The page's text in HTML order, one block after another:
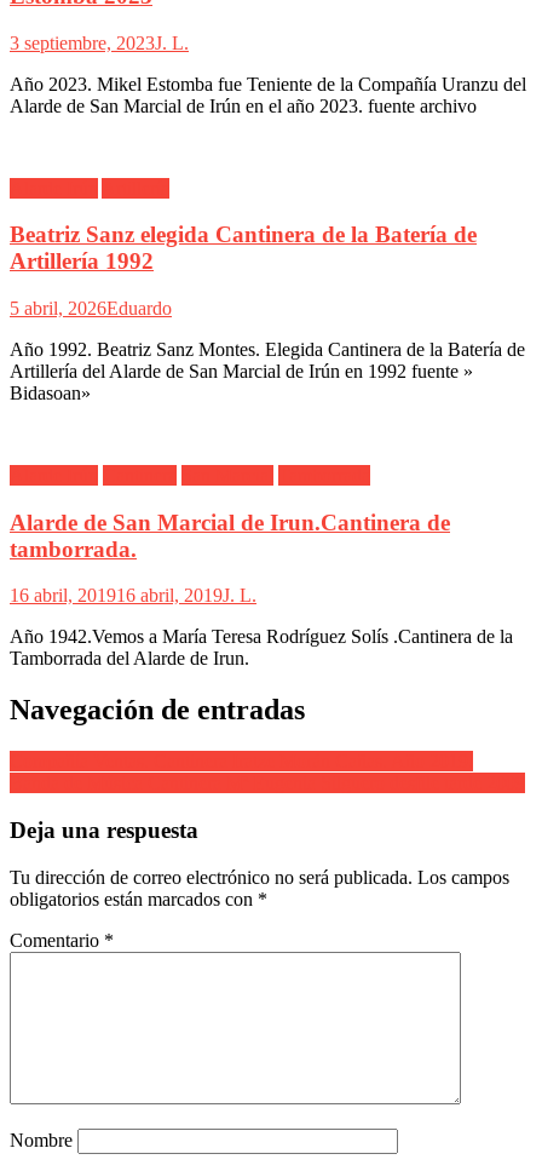
3 septiembre, 2023J. L.
Año 2023. Mikel Estomba fue Teniente de la Compañía Uranzu del
Alarde de San Marcial de Irún en el año 2023. fuente archivo
Beatriz Sanz elegida Cantinera de la Batería de
Artillería 1992
5 abril, 2026Eduardo
Año 1992. Beatriz Sanz Montes. Elegida Cantinera de la Batería de
Artillería del Alarde de San Marcial de Irún en 1992 fuente »
Bidasoan»
Alarde de San Marcial de Irun.Cantinera de
tamborrada.
16 abril, 201916 abril, 2019J. L.
Año 1942.Vemos a María Teresa Rodríguez Solís .Cantinera de la
Tamborrada del Alarde de Irun.
Navegación de entradas
Deja una respuesta
Tu dirección de correo electrónico no será publicada. Los campos
obligatorios están marcados con *
Comentario *
Nombre